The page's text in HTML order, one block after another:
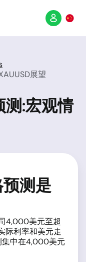
展望
:宏观情
测是
4,000美元至超
际利率和美元走
集中在4,000美元